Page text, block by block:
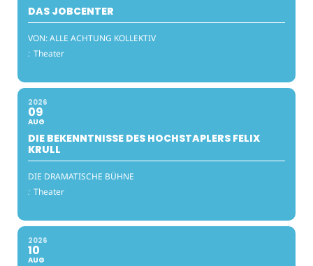
DAS JOBCENTER
VON: ALLE ACHTUNG KOLLEKTIV
: Theater
2026
09
AUG
DIE BEKENNTNISSE DES HOCHSTAPLERS FELIX
KRULL
DIE DRAMATISCHE BÜHNE
: Theater
2026
10
AUG